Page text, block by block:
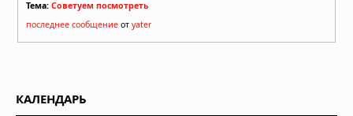
Тема: Советуем посмотреть
последнее сообщение от yater
КАЛЕНДАРЬ